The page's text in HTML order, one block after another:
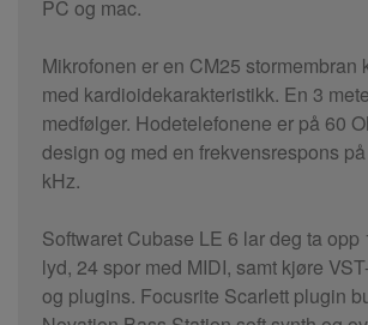
PC og mac.
Mikrofonen er en CM25 stormembran
med kardioidekarakteristikk. En 3
medfølger. Hodetelefonene er på 60
design og med en frekvensrespons
kHz.
Softwaret Cubase LE 6 lar deg ta opp
lyd, 24 spor med MIDI, samt kjøre
og plugins. Focusrite Scarlett plugin